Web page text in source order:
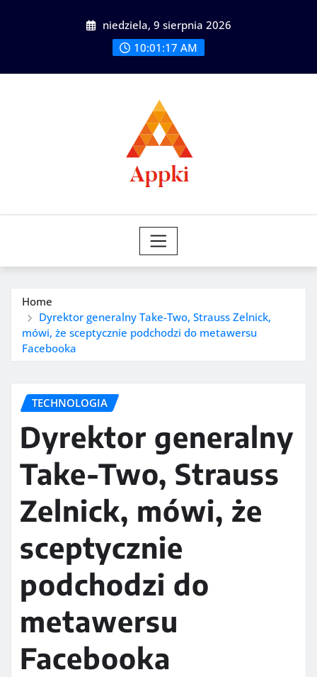
niedziela, 9 sierpnia 2026
10:01:18 AM
Home
Dyrektor generalny Take-Two, Strauss Zelnick,
mówi, że sceptycznie podchodzi do metawersu
Facebooka
TECHNOLOGIA
Dyrektor generalny
Take-Two, Strauss
Zelnick, mówi, że
sceptycznie
podchodzi do
metawersu
Facebooka